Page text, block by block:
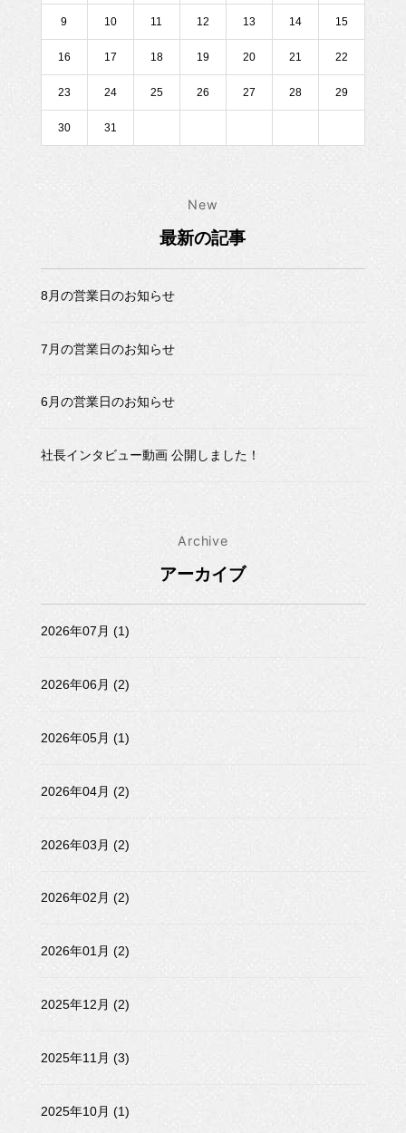
9 10 11 12 13 14 15
16 17 18 19 20 21 22
23 24 25 26 27 28 29
30 31
New
最新の記事
8月の営業日のお知らせ
7月の営業日のお知らせ
6月の営業日のお知らせ
社長インタビュー動画 公開しました！
Archive
アーカイブ
2026年07月 (1)
2026年06月 (2)
2026年05月 (1)
2026年04月 (2)
2026年03月 (2)
2026年02月 (2)
2026年01月 (2)
2025年12月 (2)
2025年11月 (3)
2025年10月 (1)